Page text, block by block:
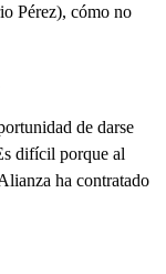
Pérez), cómo no
de darse
difícil porque al
ha contratado